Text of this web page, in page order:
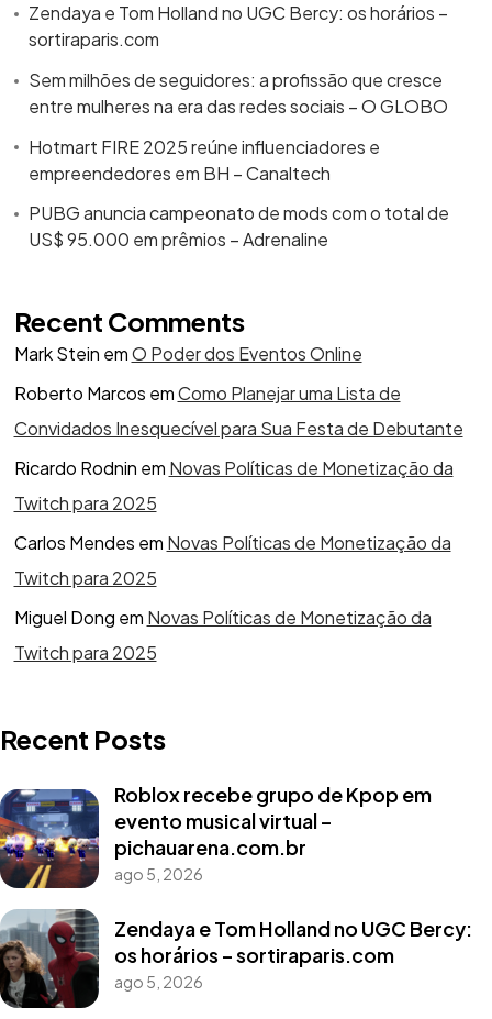
Zendaya e Tom Holland no UGC Bercy: os horários –
sortiraparis.com
Sem milhões de seguidores: a profissão que cresce
entre mulheres na era das redes sociais – O GLOBO
Hotmart FIRE 2025 reúne influenciadores e
empreendedores em BH – Canaltech
PUBG anuncia campeonato de mods com o total de
US$ 95.000 em prêmios – Adrenaline
Recent Comments
Mark Stein emO Poder dos Eventos Online
Roberto Marcos emComo Planejar uma Lista de
Convidados Inesquecível para Sua Festa de Debutante
Ricardo Rodnin em Novas Políticas de Monetização da
Twitch para 2025
Carlos Mendes em Novas Políticas de Monetização da
Twitch para 2025
Miguel Dong em Novas Políticas de Monetização da
Twitch para 2025
Recent Posts
Roblox recebe grupo de Kpop em
evento musical virtual –
pichauarena.com.br
ago 5, 2026
Zendaya e Tom Holland no UGC Bercy:
os horários – sortiraparis.com
ago 5, 2026